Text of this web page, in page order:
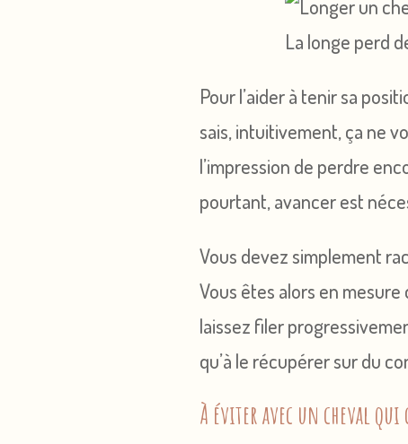
La longe perd
Pour l’aider à tenir sa
sais, intuitivement, ça ne
l’impression de perdre
pourtant, avancer est
Vous devez simplement
Vous êtes alors en mesure
laissez filer
qu’à le récupérer sur du
À éviter avec un cheval qui